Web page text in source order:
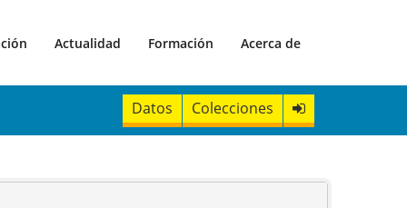
Actualidad Formación Acerca de
Datos Colecciones